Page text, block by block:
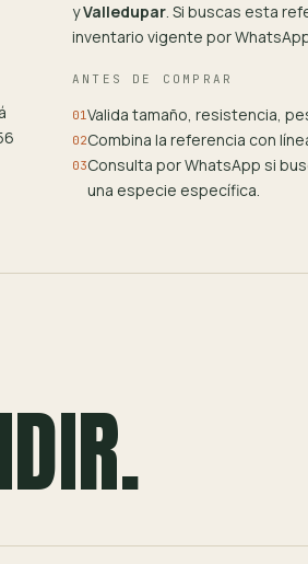
yValledupar. Si buscas esta
inventario vigente por
ANTES DE COMPRAR
01Valida tamaño, resistencia,
02Combina la referencia con
03Consulta por WhatsApp si
una especie específica.